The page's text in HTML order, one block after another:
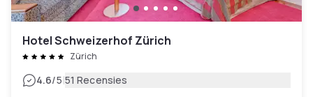
Hotel Schweizerhof Zürich
Zürich
4.6/5|51 Recensies